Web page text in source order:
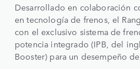
Desarrollado en colaboración
en tecnología de frenos, el
con el exclusivo sistema de
potencia integrado (IPB, del
Booster) para un desempeño